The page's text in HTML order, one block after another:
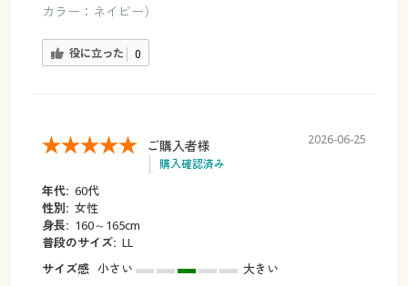
カラー：ネイビー）
役に立った 0
ご購入者様
購入確認済み
2026-06-25
年代: 60代
性別: 女性
身長: 160～165cm
普段のサイズ: LL
サイズ感 小さい
大きい